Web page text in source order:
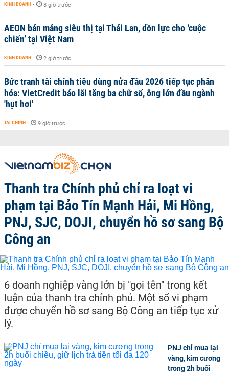
KINH DOANH - 8 giờ trước
AEON bán mảng siêu thị tại Thái Lan, dồn lực cho ‘cuộc
chiến’ tại Việt Nam
KINH DOANH - 2 giờ trước
Bức tranh tài chính tiêu dùng nửa đầu 2026 tiếp tục phân
hóa: VietCredit báo lãi tăng ba chữ số, ông lớn đầu ngành
'hụt hơi'
TÀI CHÍNH - 9 giờ trước
Thanh tra Chính phủ chỉ ra loạt vi
phạm tại Bảo Tín Mạnh Hải, Mi Hồng,
PNJ, SJC, DOJI, chuyển hồ sơ sang Bộ
Công an
6 doanh nghiệp vàng lớn bị "gọi tên" trong kết
luận của thanh tra chính phủ. Một số vi phạm
được chuyển hồ sơ sang Bộ Công an tiếp tục xử
lý.
PNJ chỉ mua lại
vàng, kim cương
trong 2h buổi